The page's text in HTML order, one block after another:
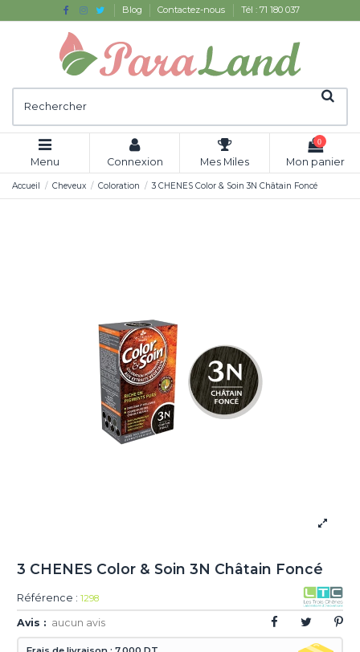
Blog Contactez-nous Tél : 71 180 037
Menu Connexion Mes Miles
0
Mon panier
Accueil Cheveux Coloration 3 CHENES Color & Soin 3N Châtain Foncé
3 CHENES Color & Soin 3N Châtain Foncé
Référence : 1298
Avis : aucun avis